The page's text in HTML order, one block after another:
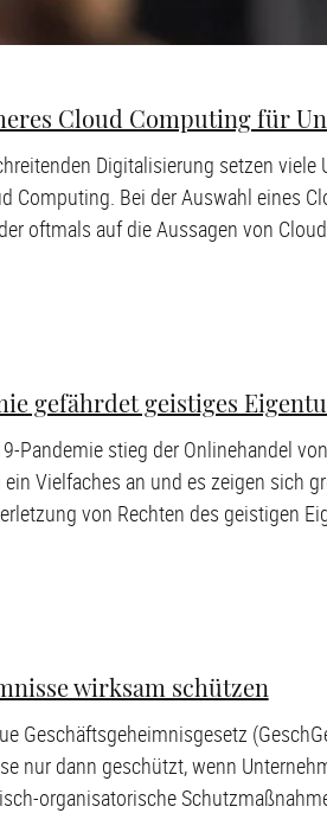
Cloud Computing für
Digitalisierung setzen viele
Computing. Bei der Auswahl eines
oftmals auf die Aussagen von
gefährdet geistiges
Pandemie stieg der Onlinehandel
Vielfaches an und es zeigen sich
von Rechten des geistigen
wirksam schützen
Geschäftsgeheimnisgesetz
nur dann geschützt, wenn
organisatorische